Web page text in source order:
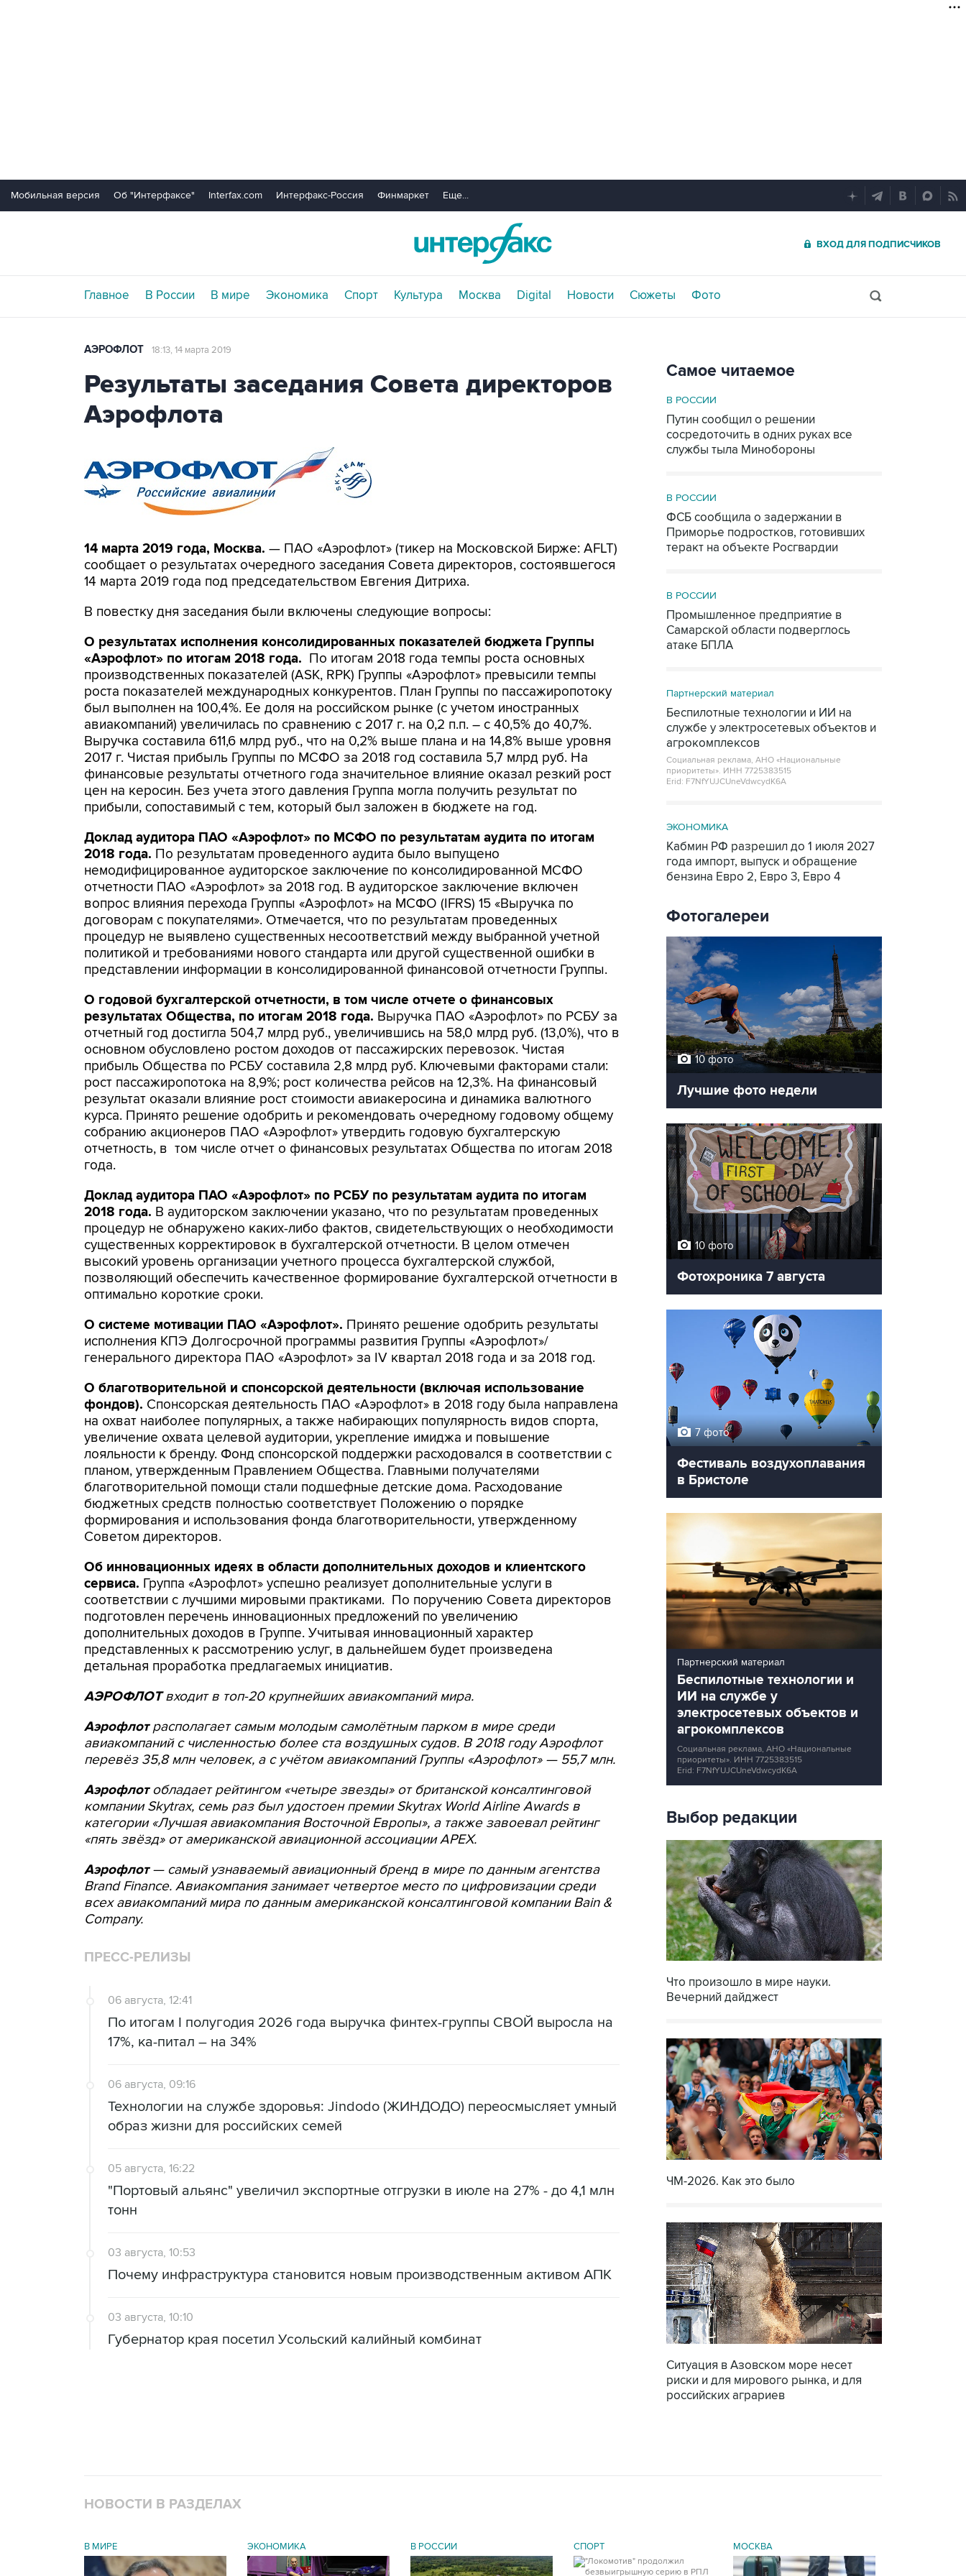
Мобильная версия Об "Интерфаксе" Interfax.com Интерфакс-Россия Финмаркет Еще...
ВХОД ДЛЯ ПОДПИСЧИКОВ
Главное В России В мире Экономика Спорт Культура Москва Digital Новости Сюжеты Фото
АЭРОФЛОТ 18:13, 14 марта 2019
Результаты заседания Совета директоров
Аэрофлота
14 марта 2019 года, Москва. — ПАО «Аэрофлот» (тикер на Московской Бирже: AFLT)
сообщает о результатах очередного заседания Совета директоров, состоявшегося
14 марта 2019 года под председательством Евгения Дитриха.
В повестку дня заседания были включены следующие вопросы:
О результатах исполнения консолидированных показателей бюджета Группы
«Аэрофлот» по итогам 2018 года. По итогам 2018 года темпы роста основных
производственных показателей (ASK, RPK) Группы «Аэрофлот» превысили темпы
роста показателей международных конкурентов. План Группы по пассажиропотоку
был выполнен на 100,4%. Ее доля на российском рынке (с учетом иностранных
авиакомпаний) увеличилась по сравнению с 2017 г. на 0,2 п.п. – с 40,5% до 40,7%.
Выручка составила 611,6 млрд руб., что на 0,2% выше плана и на 14,8% выше уровня
2017 г. Чистая прибыль Группы по МСФО за 2018 год составила 5,7 млрд руб. На
финансовые результаты отчетного года значительное влияние оказал резкий рост
цен на керосин. Без учета этого давления Группа могла получить результат по
прибыли, сопоставимый с тем, который был заложен в бюджете на год.
Доклад аудитора ПАО «Аэрофлот» по МСФО по результатам аудита по итогам
2018 года. По результатам проведенного аудита было выпущено
немодифицированное аудиторское заключение по консолидированной МСФО
отчетности ПАО «Аэрофлот» за 2018 год. В аудиторское заключение включен
вопрос влияния перехода Группы «Аэрофлот» на МСФО (IFRS) 15 «Выручка по
договорам с покупателями». Отмечается, что по результатам проведенных
процедур не выявлено существенных несоответствий между выбранной учетной
политикой и требованиями нового стандарта или другой существенной ошибки в
представлении информации в консолидированной финансовой отчетности Группы.
О годовой бухгалтерской отчетности, в том числе отчете о финансовых
результатах Общества, по итогам 2018 года. Выручка ПАО «Аэрофлот» по РСБУ за
отчетный год достигла 504,7 млрд руб., увеличившись на 58,0 млрд руб. (13,0%), что в
основном обусловлено ростом доходов от пассажирских перевозок. Чистая
прибыль Общества по РСБУ составила 2,8 млрд руб. Ключевыми факторами стали:
рост пассажиропотока на 8,9%; рост количества рейсов на 12,3%. На финансовый
результат оказали влияние рост стоимости авиакеросина и динамика валютного
курса. Принято решение одобрить и рекомендовать очередному годовому общему
собранию акционеров ПАО «Аэрофлот» утвердить годовую бухгалтерскую
отчетность, в том числе отчет о финансовых результатах Общества по итогам 2018
года.
Доклад аудитора ПАО «Аэрофлот» по РСБУ по результатам аудита по итогам
2018 года. В аудиторском заключении указано, что по результатам проведенных
процедур не обнаружено каких-либо фактов, свидетельствующих о необходимости
существенных корректировок в бухгалтерской отчетности. В целом отмечен
высокий уровень организации учетного процесса бухгалтерской службой,
позволяющий обеспечить качественное формирование бухгалтерской отчетности в
оптимально короткие сроки.
О системе мотивации ПАО «Аэрофлот». Принято решение одобрить результаты
исполнения КПЭ Долгосрочной программы развития Группы «Аэрофлот»/
генерального директора ПАО «Аэрофлот» за IV квартал 2018 года и за 2018 год.
О благотворительной и спонсорской деятельности (включая использование
фондов). Спонсорская деятельность ПАО «Аэрофлот» в 2018 году была направлена
на охват наиболее популярных, а также набирающих популярность видов спорта,
увеличение охвата целевой аудитории, укрепление имиджа и повышение
лояльности к бренду. Фонд спонсорской поддержки расходовался в соответствии с
планом, утвержденным Правлением Общества. Главными получателями
благотворительной помощи стали подшефные детские дома. Расходование
бюджетных средств полностью соответствует Положению о порядке
формирования и использования фонда благотворительности, утвержденному
Советом директоров.
Об инновационных идеях в области дополнительных доходов и клиентского
сервиса. Группа «Аэрофлот» успешно реализует дополнительные услуги в
соответствии с лучшими мировыми практиками. По поручению Совета директоров
подготовлен перечень инновационных предложений по увеличению
дополнительных доходов в Группе. Учитывая инновационный характер
представленных к рассмотрению услуг, в дальнейшем будет произведена
детальная проработка предлагаемых инициатив.
АЭРОФЛОТвходит в топ-20 крупнейших авиакомпаний мира.
Аэрофлотрасполагает самым молодым самолётным парком в мире среди
авиакомпаний с численностью более ста воздушных судов. В 2018 году Аэрофлот
перевёз 35,8 млн человек, а с учётом авиакомпаний Группы «Аэрофлот» — 55,7 млн.
Аэрофлотобладает рейтингом «четыре звезды» от британской консалтинговой
компании Skytrax, семь раз был удостоен премии Skytrax World Airline Awards в
категории «Лучшая авиакомпания Восточной Европы», а также завоевал рейтинг
«пять звёзд» от американской авиационной ассоциации APEX.
Аэрофлот— самый узнаваемый авиационный бренд в мире по данным агентства
Brand Finance. Авиакомпания занимает четвертое место по цифровизации среди
всех авиакомпаний мира по данным американской консалтинговой компании Bain &
Company.
ПРЕСС-РЕЛИЗЫ
06 августа, 12:41
По итогам I полугодия 2026 года выручка финтех-группы СВОЙ выросла на
17%, ка-питал – на 34%
06 августа, 09:16
Технологии на службе здоровья: Jindodo (ЖИНДОДО) переосмысляет умный
образ жизни для российских семей
05 августа, 16:22
"Портовый альянс" увеличил экспортные отгрузки в июле на 27% - до 4,1 млн
тонн
03 августа, 10:53
Почему инфраструктура становится новым производственным активом АПК
03 августа, 10:10
Губернатор края посетил Усольский калийный комбинат
Самое читаемое
В РОССИИ
Путин сообщил о решении
сосредоточить в одних руках все
службы тыла Минобороны
В РОССИИ
ФСБ сообщила о задержании в
Приморье подростков, готовивших
теракт на объекте Росгвардии
В РОССИИ
Промышленное предприятие в
Самарской области подверглось
атаке БПЛА
Партнерский материал
Беспилотные технологии и ИИ на
службе у электросетевых объектов и
агрокомплексов
Социальная реклама, АНО «Национальные
приоритеты». ИНН 7725383515
Erid: F7NfYUJCUneVdwcydK6A
ЭКОНОМИКА
Кабмин РФ разрешил до 1 июля 2027
года импорт, выпуск и обращение
бензина Евро 2, Евро 3, Евро 4
Фотогалереи
10 фото
Лучшие фото недели
10 фото
Фотохроника 7 августа
7 фото
Фестиваль воздухоплавания
в Бристоле
Партнерский материал
Беспилотные технологии и
ИИ на службе у
электросетевых объектов и
агрокомплексов
Социальная реклама, АНО «Национальные
приоритеты». ИНН 7725383515
Erid: F7NfYUJCUneVdwcydK6A
Выбор редакции
Что произошло в мире науки.
Вечерний дайджест
ЧМ-2026. Как это было
Ситуация в Азовском море несет
риски и для мирового рынка, и для
российских аграриев
НОВОСТИ В РАЗДЕЛАХ
В МИРЕ ЭКОНОМИКА В РОССИИ СПОРТ МОСКВА